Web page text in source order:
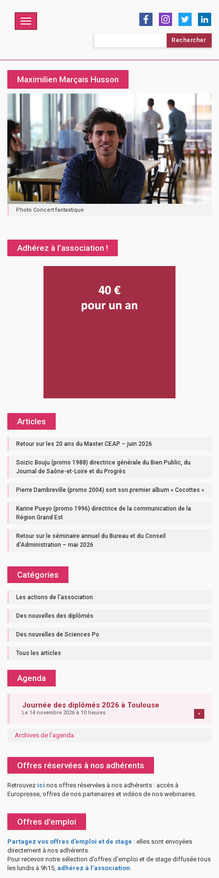
Menu
Maximilien Marçais Husson
Photo Concert fantastique
Adhérez à l’association !
Articles
Retour sur les 20 ans du Master CEAP – juin 2026
Soizic Bouju (promo 1988) directrice générale du Bien Public, du
Journal de Saône-et-Loire et du Progrès
Pierre Dambreville (promo 2004) sort son premier album « Cocottes »
Karine Pueyo (promo 1996) directrice de la communication de la
Région Grand Est
Retour sur le séminaire annuel du Bureau et du Conseil
d’Administration – mai 2026
Catégories
Les actions de l'association
Des nouvelles des diplômés
Des nouvelles de Sciences Po
Tous les articles
Agenda
Journée des diplômés 2026 à Toulouse
Le 14 novembre 2026 à 10 heures +
Archives de l'agenda
Offres réservées à nos adhérents
Retrouvez ici nos offres réservées à nos adhérents : accès à
Europresse, offres de nos partenaires et vidéos de nos webinaires.
Offres d’emploi
Partagez vos offres d’emploi et de stage : elles sont envoyées
directement à nos adhérents.
Pour recevoir notre sélection d’offres d’emploi et de stage diffusée tous
les lundis à 9h15, adhérez à l’association